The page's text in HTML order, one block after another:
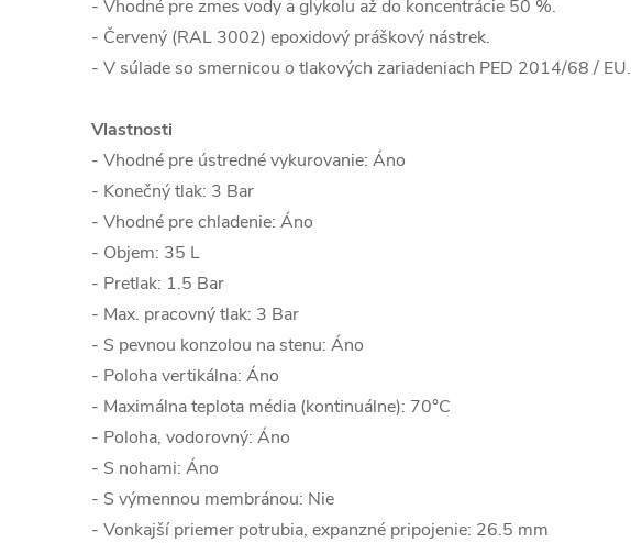
- Vhodné pre zmes vody a glykolu až do koncentrácie 50 %.
- Červený (RAL 3002) epoxidový práškový nástrek.
- V súlade so smernicou o tlakových zariadeniach PED 2014/68 / EU.
Vlastnosti
- Vhodné pre ústredné vykurovanie: Áno
- Konečný tlak: 3 Bar
- Vhodné pre chladenie: Áno
- Objem: 35 L
- Pretlak: 1.5 Bar
- Max. pracovný tlak: 3 Bar
- S pevnou konzolou na stenu: Áno
- Poloha vertikálna: Áno
- Maximálna teplota média (kontinuálne): 70°C
- Poloha, vodorovný: Áno
- S nohami: Áno
- S výmennou membránou: Nie
- Vonkajší priemer potrubia, expanzné pripojenie: 26.5 mm